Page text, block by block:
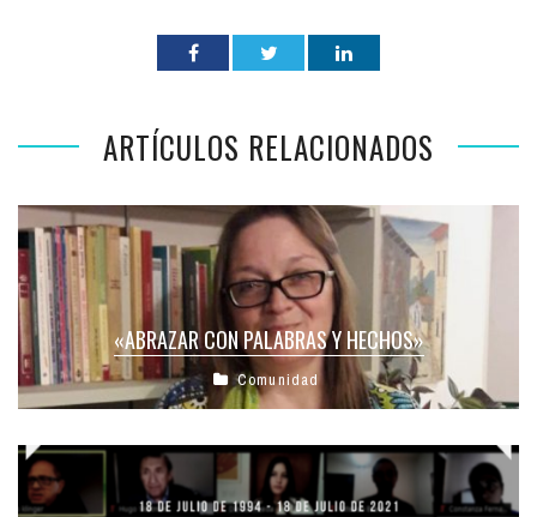
ARTÍCULOS RELACIONADOS
«ABRAZAR CON PALABRAS Y HECHOS»
Comunidad